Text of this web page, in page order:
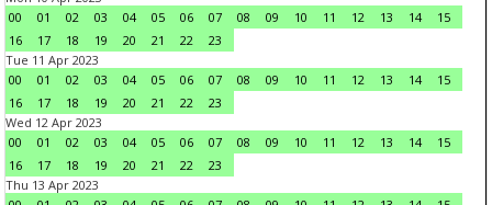
00
01 02 03 04 05 06 07 08 09 10 11 12 13 14
15
16
17 18 19 20 21 22
23
Tue 11 Apr 2023
00
01 02 03 04 05 06 07 08 09 10 11 12 13 14
15
16
17 18 19 20 21 22
23
Wed 12 Apr 2023
00
01 02 03 04 05 06 07 08 09 10 11 12 13 14
15
16
17 18 19 20 21 22
23
Thu 13 Apr 2023